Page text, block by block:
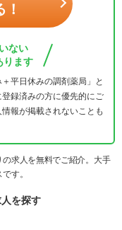
ない
ります
平日休みの調剤薬局」と
録済みの方に優先的にご
報が掲載されないことも
求人を無料でご紹介。大手
す。
を探す